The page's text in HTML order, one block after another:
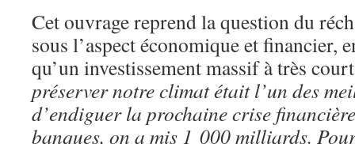
Cet ouvrage reprend la question du
sous l’aspect économique et financier,
qu’un investissement massif à très
préserver notre climat était l’un des
d’endiguer la prochaine crise
banques, on a mis 1 000 milliards.